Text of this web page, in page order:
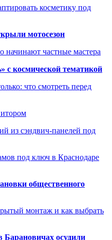
косметику под
мотосезон
частные мастера
с космической тематикой
что смотреть перед
из сэндвич-панелей под
под ключ в Краснодаре
общественного
монтаж и как выбрать
осудили